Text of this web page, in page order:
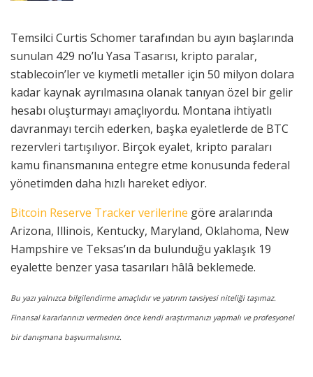
Temsilci Curtis Schomer tarafından bu ayın başlarında
sunulan 429 no’lu Yasa Tasarısı, kripto paralar,
stablecoin’ler ve kıymetli metaller için 50 milyon dolara
kadar kaynak ayrılmasına olanak tanıyan özel bir gelir
hesabı oluşturmayı amaçlıyordu. Montana ihtiyatlı
davranmayı tercih ederken, başka eyaletlerde de BTC
rezervleri tartışılıyor. Birçok eyalet, kripto paraları
kamu finansmanına entegre etme konusunda federal
yönetimden daha hızlı hareket ediyor.
Bitcoin Reserve Tracker verilerine göre aralarında
Arizona, Illinois, Kentucky, Maryland, Oklahoma, New
Hampshire ve Teksas’ın da bulunduğu yaklaşık 19
eyalette benzer yasa tasarıları hâlâ beklemede.
Bu yazı yalnızca bilgilendirme amaçlıdır ve yatırım tavsiyesi niteliği taşımaz.
Finansal kararlarınızı vermeden önce kendi araştırmanızı yapmalı ve profesyonel
bir danışmana başvurmalısınız.